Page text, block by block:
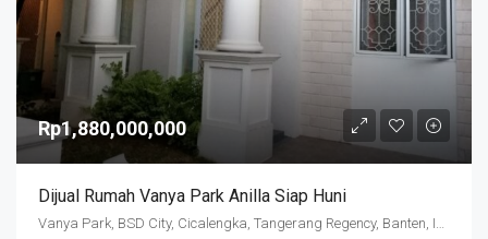
Rp1,880,000,000
Dijual Rumah Vanya Park Anilla Siap Huni